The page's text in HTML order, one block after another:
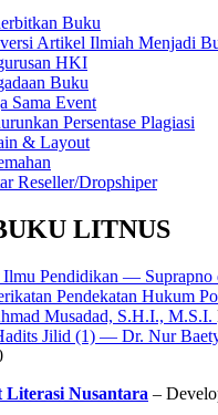
Buku
Artikel Ilmiah Menjadi
HKI
Buku
Sama Event
Persentase Plagiasi
& Layout
Reseller/Dropshiper
LITNUS
Ilmu Pendidikan — Suprapno
Pendekatan Hukum
Musadad, S.H.I., M.S.I.
Jilid (1) — Dr. Nur
Literasi Nusantara –